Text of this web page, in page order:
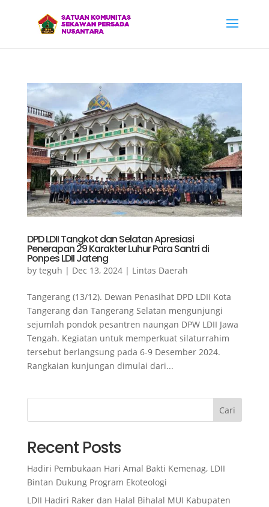
DPD LDII Tangkot dan Selatan Apresiasi
Penerapan 29 Karakter Luhur Para Santri di
Ponpes LDII Jateng
by teguh | Dec 13, 2024| Lintas Daerah
Tangerang (13/12). Dewan Penasihat DPD LDII Kota
Tangerang dan Tangerang Selatan mengunjungi
sejumlah pondok pesantren naungan DPW LDII Jawa
Tengah. Kegiatan untuk memperkuat silaturrahim
tersebut berlangsung pada 6-9 Desember 2024.
Rangkaian kunjungan dimulai dari...
Cari
Recent Posts
Hadiri Pembukaan Hari Amal Bakti Kemenag, LDII
Bintan Dukung Program Ekoteologi
LDII Hadiri Raker dan Halal Bihalal MUI Kabupaten